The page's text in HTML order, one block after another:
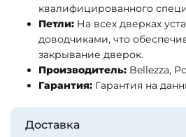
квалифицированного
Петли: На всех дверках
доводчиками, что
закрывание дверок.
Производитель: Bellezza,
Гарантия: Гарантия на
Доставка